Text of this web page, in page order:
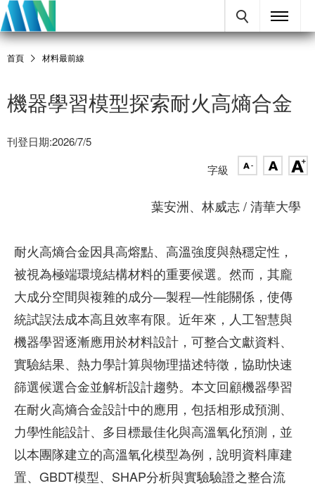
首頁 材料最前線
機器學習模型探索耐火高熵合金
刊登日期:2026/7/5
字級
葉安洲、林威志 / 清華大學
耐火高熵合金因具高熔點、高溫強度與熱穩定性，
被視為極端環境結構材料的重要候選。然而，其龐
大成分空間與複雜的成分—製程—性能關係，使傳
統試誤法成本高且效率有限。近年來，人工智慧與
機器學習逐漸應用於材料設計，可整合文獻資料、
實驗結果、熱力學計算與物理描述特徵，協助快速
篩選候選合金並解析設計趨勢。本文回顧機器學習
在耐火高熵合金設計中的應用，包括相形成預測、
力學性能設計、多目標最佳化與高溫氧化預測，並
以本團隊建立的高溫氧化模型為例，說明資料庫建
置、GBDT模型、SHAP分析與實驗驗證之整合流